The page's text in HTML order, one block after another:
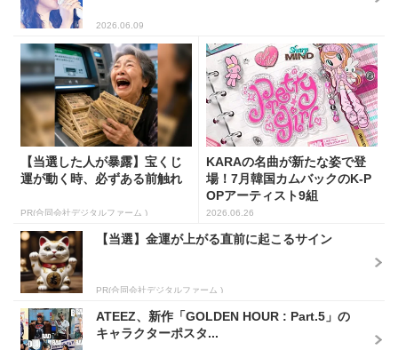
2026.06.09
【当選した人が暴露】宝くじ
運が動く時、必ずある前触れ
PR(合同会社デジタルファーム )
KARAの名曲が新たな姿で登
場！7月韓国カムバックのK-P
OPアーティスト9組
2026.06.26
【当選】金運が上がる直前に起こるサイン
PR(合同会社デジタルファーム )
ATEEZ、新作「GOLDEN HOUR : Part.5」の
キャラクターポスタ...